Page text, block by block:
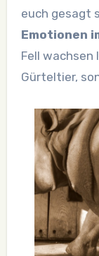
euch gesagt
Emotionen
Fell wachsen
Gürteltier,